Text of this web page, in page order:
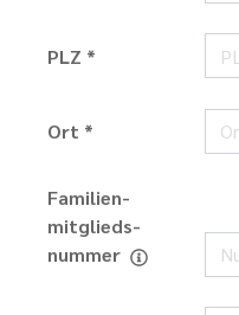
PLZ *
Ort *
Familien­
mitglieds­
nummer